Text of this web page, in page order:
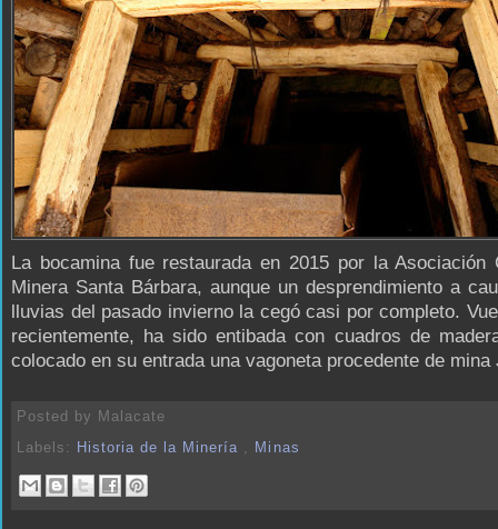
La bocamina fue restaurada en 2015 por la Asociación
Minera Santa Bárbara, aunque un desprendimiento a
lluvias del pasado invierno la cegó casi por completo.
recientemente, ha sido entibada con cuadros de
colocado en su entrada una vagoneta procedente de mina
Posted by Malacate
Labels: Historia de la Minería Minas